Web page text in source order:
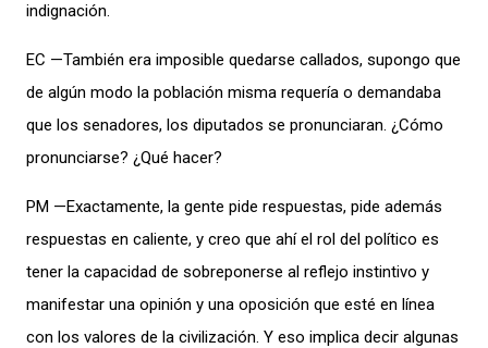
indignación.
EC —También era imposible quedarse callados, supongo que
de algún modo la población misma requería o demandaba
que los senadores, los diputados se pronunciaran. ¿Cómo
pronunciarse? ¿Qué hacer?
PM —Exactamente, la gente pide respuestas, pide además
respuestas en caliente, y creo que ahí el rol del político es
tener la capacidad de sobreponerse al reflejo instintivo y
manifestar una opinión y una oposición que esté en línea
con los valores de la civilización. Y eso implica decir algunas